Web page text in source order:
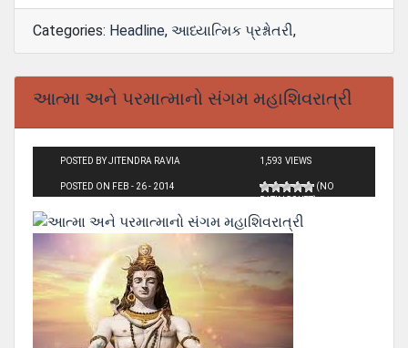
Categories: Headline, આધ્યાત્મિક પ્રશ્નોતરી,
આત્મા અને પરમાત્માનો સંગમ મહાશિવરાત્રી
POSTED BY JITENDRA RAVIA
POSTED ON FEB - 26 - 2014
1,593 VIEWS
(NO
RATINGS YET)